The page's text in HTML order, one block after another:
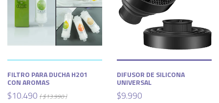
FILTRO PARA DUCHA H201
CON AROMAS
$10.490 ( $13.990 )
DIFUSOR DE SILICONA
UNIVERSAL
$9.990